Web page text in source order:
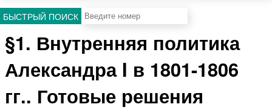
БЫСТРЫЙ ПОИСК
§1. Внутренняя политика
Александра I в 1801-1806
гг.. Готовые решения